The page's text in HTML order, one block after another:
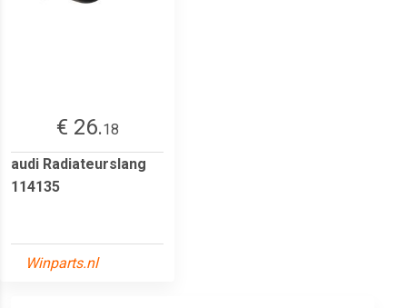
€ 26.18
audi Radiateurslang
114135
Winparts.nl